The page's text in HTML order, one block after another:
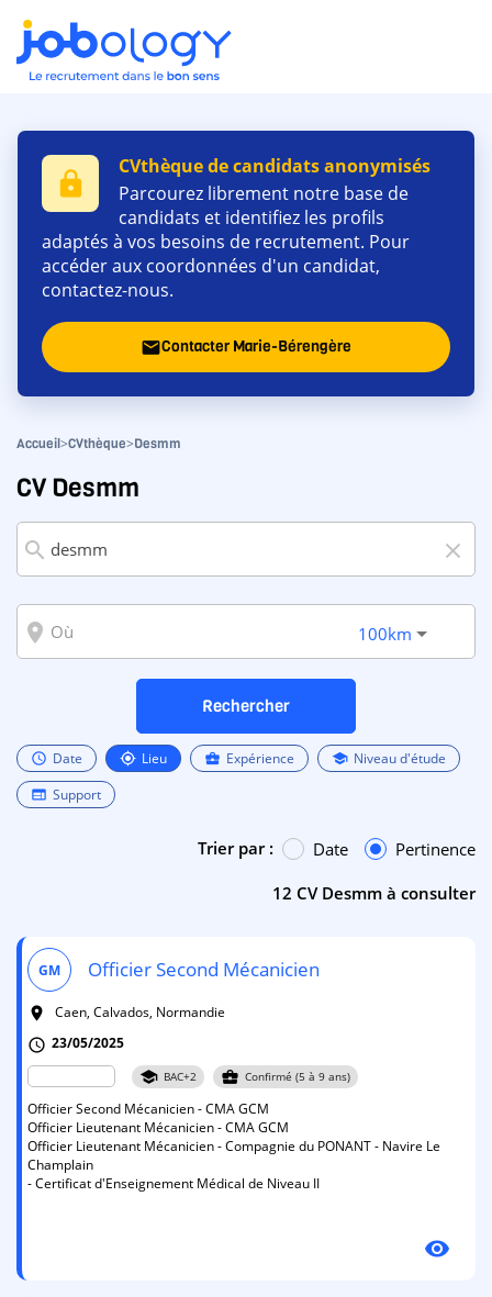
lock
CVthèque de candidats anonymisés
Parcourez librement notre base de
candidats et identifiez les profils
adaptés à vos besoins de recrutement. Pour
accéder aux coordonnées d'un candidat,
contactez-nous.
emailContacter Marie-Bérengère
Accueil>CVthèque>Desmm
CV Desmm
search close
room 100km
Rechercher
schedule Date my_location Lieu business_center Expérience school Niveau d'étude
web Support
12 CV Desmm à consulter
Trier par : Date Pertinence
GM Officier Second Mécanicien
room
Caen, Calvados, Normandie
schedule 23/05/2025
school BAC+2 business_center Confirmé (5 à 9 ans)
Officier Second Mécanicien - CMA GCM
Officier Lieutenant Mécanicien - CMA GCM
Officier Lieutenant Mécanicien - Compagnie du PONANT - Navire Le
Champlain
- Certificat d'Enseignement Médical de Niveau II
visibility